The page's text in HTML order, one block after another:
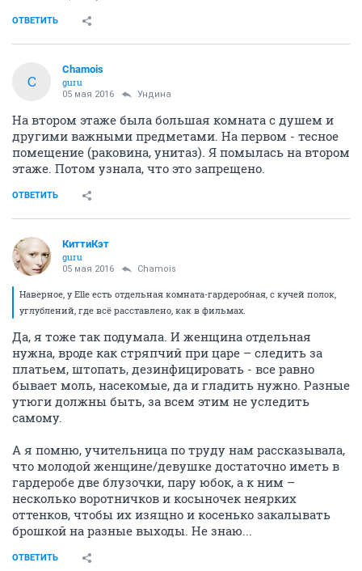
ОТВЕТИТЬ
C
Chamois
guru
05 мая 2016 Ундинa
На втором этаже была большая комната с душем и
другими важными предметами. На первом - тесное
помещение (раковина, унитаз). Я помылась на втором
этаже. Потом узнала, что это запрещено.
ОТВЕТИТЬ
КиттиКэт
guru
05 мая 2016 Chamois
Наверное, у Elle есть отдельная комната-гардеробная, с кучей полок,
углублений, где всё расставлено, как в фильмах.
Да, я тоже так подумала. И женщина отдельная
нужна, вроде как стряпчий при царе – следить за
платьем, штопать, дезинфицировать - все равно
бывает моль, насекомые, да и гладить нужно. Разные
утюги должны быть, за всем этим не уследить
самому.
А я помню, учительница по труду нам рассказывала,
что молодой женщине/девушке достаточно иметь в
гардеробе две блузочки, пару юбок, а к ним –
несколько воротничков и косыночек неярких
оттенков, чтобы их изящно и косенько закалывать
брошкой на разные выходы. Не знаю...
ОТВЕТИТЬ